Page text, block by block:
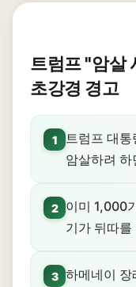
트럼프 "암살
초강경 경고
1
트럼프 대
암살하려
2
이미 1,000
기가 뒤따
3 하메네이 장